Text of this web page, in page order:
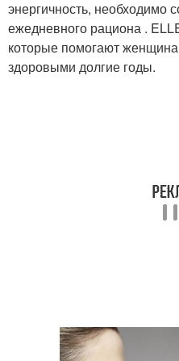
энергичность, необходимо
ежедневного рациона .
которые помогают
здоровыми долгие годы.